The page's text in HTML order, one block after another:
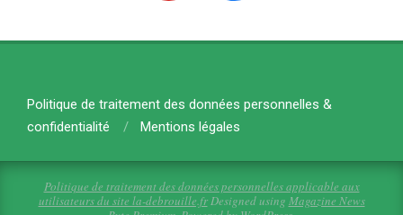
Politique de traitement des données personnelles &
confidentialité
Mentions légales
Politique de traitement des données personnelles applicable aux
utilisateurs du site la-debrouille.frDesigned using Magazine News